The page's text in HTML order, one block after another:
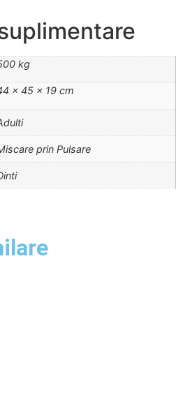
kg
× 45 × 19 cm
prin Pulsare